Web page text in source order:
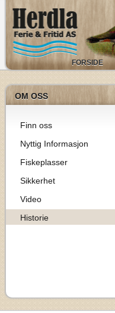
FORSIDE
OM OSS
Finn oss
Nyttig Informasjon
Fiskeplasser
Sikkerhet
Video
Historie